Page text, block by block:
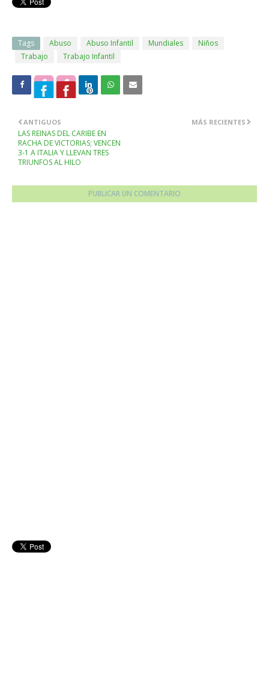
Tags Abuso Abuso Infantil Mundiales
Niños
Trabajo
Trabajo Infantil
MÁS RECIENTES
ANTIGUOS
LAS REINAS DEL CARIBE EN
RACHA DE VICTORIAS; VENCEN
3-1 A ITALIA Y LLEVAN TRES
TRIUNFOS AL HILO
PUBLICAR UN COMENTARIO